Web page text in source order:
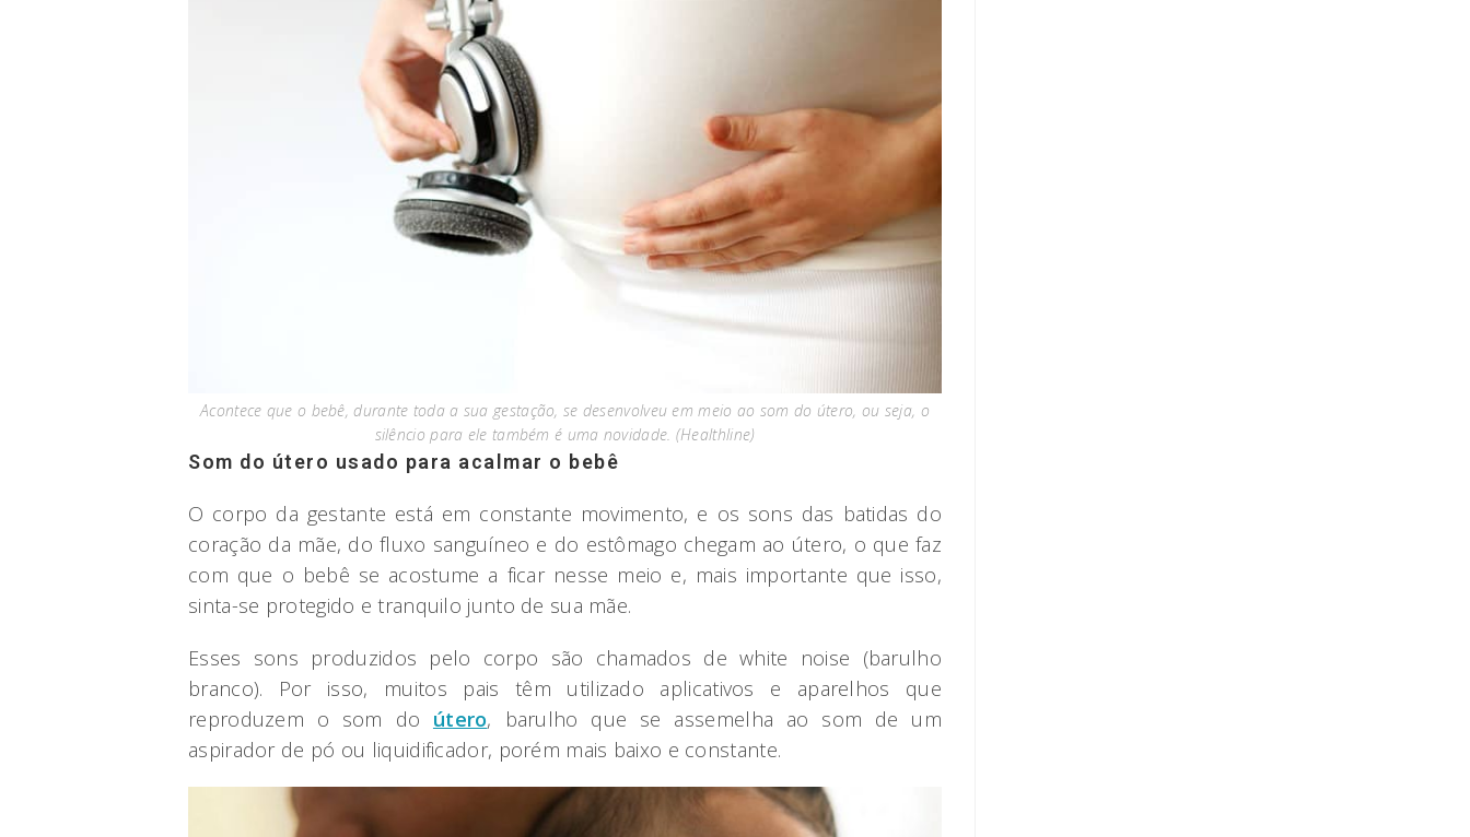
Acontece que o bebê, durante toda a sua gestação, se desenvolveu em meio ao som do útero, ou seja, o
silêncio para ele também é uma novidade. (Healthline)
Som do útero usado para acalmar o bebê
O corpo da gestante está em constante movimento, e os sons das batidas do
coração da mãe, do fluxo sanguíneo e do estômago chegam ao útero, o que faz
com que o bebê se acostume a ficar nesse meio e, mais importante que isso,
sinta-se protegido e tranquilo junto de sua mãe.
Esses sons produzidos pelo corpo são chamados de white noise (barulho
branco). Por isso, muitos pais têm utilizado aplicativos e aparelhos que
reproduzem o som do útero, barulho que se assemelha ao som de um
aspirador de pó ou liquidificador, porém mais baixo e constante.